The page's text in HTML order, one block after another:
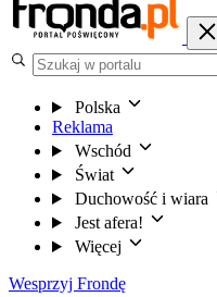
Polska
Reklama
Wschód
Świat
Duchowość i wiara
Jest afera!
Więcej
Wesprzyj Frondę